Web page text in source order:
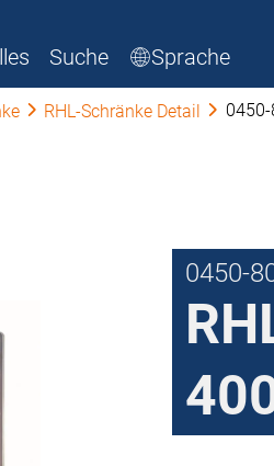
Suche Sprache
RHL-Schränke Detail
0450-